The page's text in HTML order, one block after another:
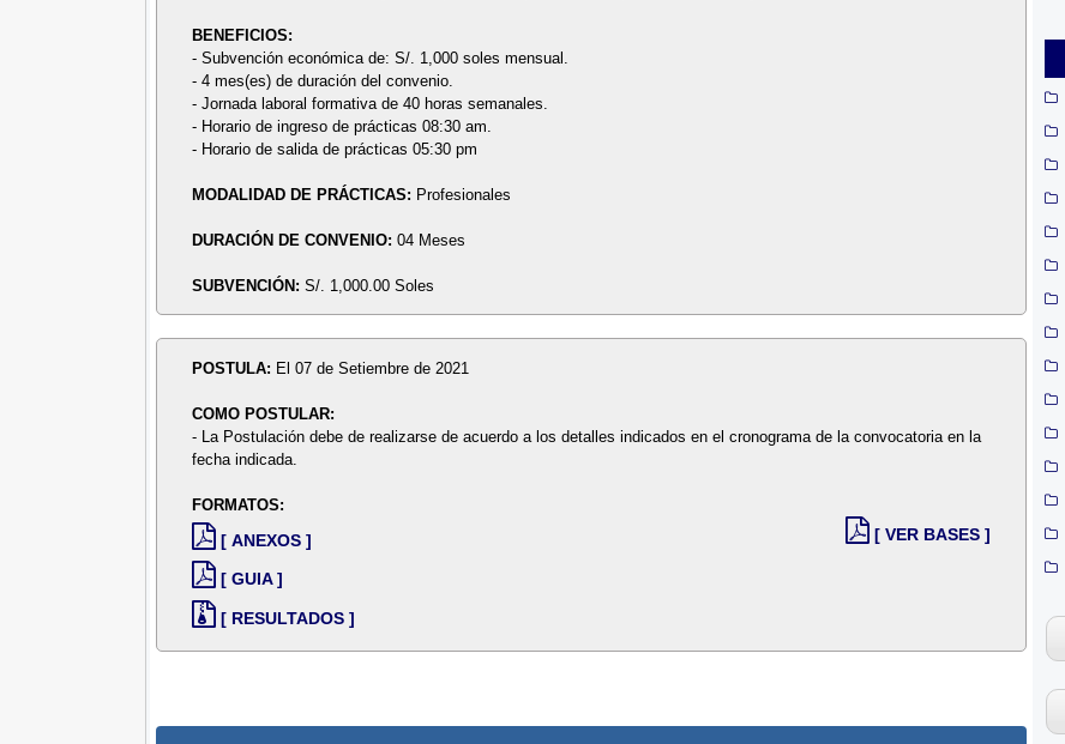
BENEFICIOS:
- Subvención económica de: S/. 1,000 soles mensual.
- 4 mes(es) de duración del convenio.
- Jornada laboral formativa de 40 horas semanales.
- Horario de ingreso de prácticas 08:30 am.
- Horario de salida de prácticas 05:30 pm
MODALIDAD DE PRÁCTICAS: Profesionales
DURACIÓN DE CONVENIO:04 Meses
SUBVENCIÓN:S/. 1,000.00 Soles
POSTULA: El 07 de Setiembre de 2021
COMO POSTULAR:
- La Postulación debe de realizarse de acuerdo a los detalles indicados en el cronograma de la convocatoria en la
fecha indicada.
FORMATOS:
[ ANEXOS ]
[ GUIA ]
[ RESULTADOS ]
[ VER BASES ]